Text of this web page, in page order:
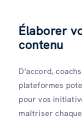
Élaborer
contenu
D'accord,
plateformes
pour vos
maîtriser